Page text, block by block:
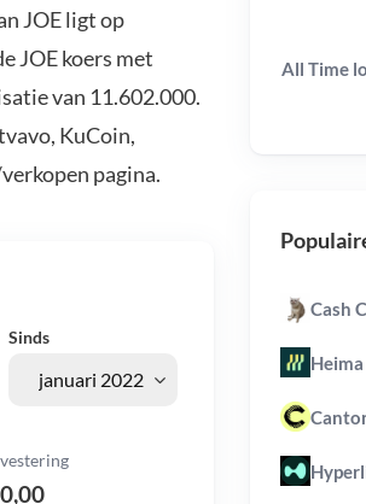
JOE ligt op
JOE koers met
van 11.602.000.
KuCoin,
pagina.
Sinds
All Time
Cash
Heima